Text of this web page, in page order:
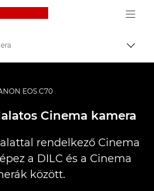
Canon Logo, back to
EOS C70
Cinema kamera
rendelkező Cinema
a DILC és a Cinema
között.